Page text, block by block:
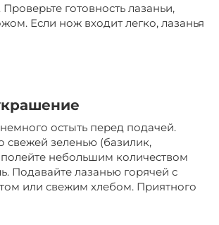
готовность лазаньи,
Если нож входит легко, лазанья
остыть перед подачей.
свежей зеленью (базилик,
небольшим количеством
Подавайте лазанью горячей с
или свежим хлебом. Приятного